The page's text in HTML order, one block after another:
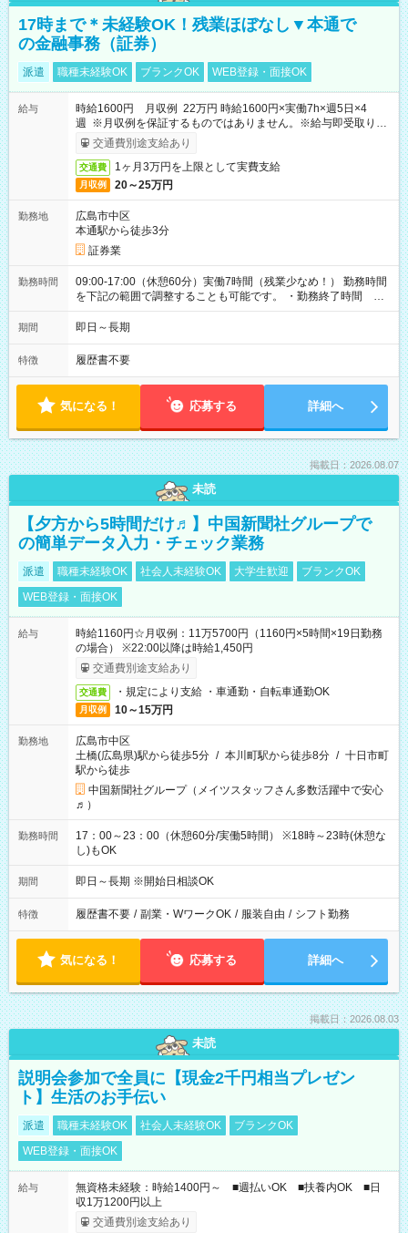
17時まで＊未経験OK！残業ほぼなし▼本通で
の金融事務（証券）
派遣 職種未経験OK ブランクOK WEB登録・面接OK
給与
時給1600円 月収例 22万円 時給1600円×実働7h×週5日×4
週 ※月収例を保証するものではありません。※給与即受取りサ
ービス利用可（利用条件有）
交通費別途支給あり
交通費 1ヶ月3万円を上限として実費支給
月収例 20～25万円
勤務地
広島市中区
本通駅から徒歩3分
証券業
勤務時間
09:00-17:00（休憩60分）実働7時間（残業少なめ！） 勤務時間
を下記の範囲で調整することも可能です。 ・勤務終了時間
15:30～17:00 ・実働 05:30～07:00
期間 即日～長期
特徴 履歴書不要
気になる！ 応募する 詳細へ
掲載日：2026.08.07
未読
【夕方から5時間だけ♬】中国新聞社グループで
の簡単データ入力・チェック業務
派遣 職種未経験OK 社会人未経験OK 大学生歓迎
ブランクOK
WEB登録・面接OK
給与
時給1160円☆月収例：11万5700円（1160円×5時間×19日勤務
の場合） ※22:00以降は時給1,450円
交通費別途支給あり
交通費 ・規定により支給 ・車通勤・自転車通勤OK
月収例 10～15万円
勤務地
広島市中区
土橋(広島県)駅から徒歩5分 / 本川町駅から徒歩8分 / 十日市町
駅から徒歩
中国新聞社グループ（メイツスタッフさん多数活躍中で安心
♬）
勤務時間
17：00～23：00（休憩60分/実働5時間） ※18時～23時(休憩な
し)もOK
期間 即日～長期 ※開始日相談OK
特徴 履歴書不要 / 副業・WワークOK / 服装自由 / シフト勤務
気になる！ 応募する 詳細へ
掲載日：2026.08.03
未読
説明会参加で全員に【現金2千円相当プレゼン
ト】生活のお手伝い
派遣 職種未経験OK 社会人未経験OK
ブランクOK
WEB登録・面接OK
給与
無資格未経験：時給1400円～ ■週払いOK ■扶養内OK ■日
収1万1200円以上
交通費別途支給あり